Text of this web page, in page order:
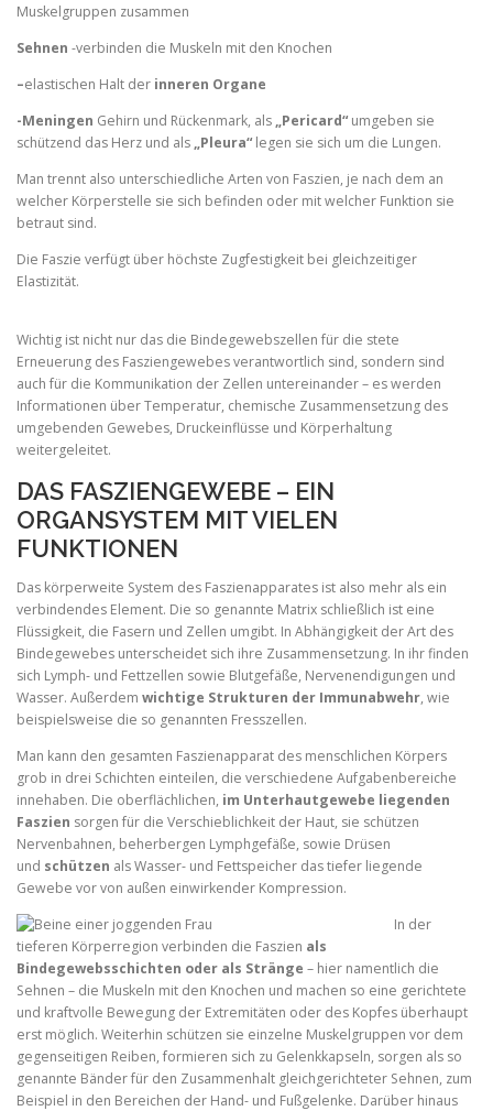
Muskelgruppen zusammen
Sehnen -verbinden die Muskeln mit den Knochen
–elastischen Halt der inneren Organe
-Meningen Gehirn und Rückenmark, als „Pericard“umgeben sie
schützend das Herz und als „Pleura“legen sie sich um die Lungen.
Man trennt also unterschiedliche Arten von Faszien, je nach dem an
welcher Körperstelle sie sich befinden oder mit welcher Funktion sie
betraut sind.
Die Faszie verfügt über höchste Zugfestigkeit bei gleichzeitiger
Elastizität.
Wichtig ist nicht nur das die Bindegewebszellen für die stete
Erneuerung des Fasziengewebes verantwortlich sind, sondern sind
auch für die Kommunikation der Zellen untereinander – es werden
Informationen über Temperatur, chemische Zusammensetzung des
umgebenden Gewebes, Druckeinflüsse und Körperhaltung
weitergeleitet.
DAS FASZIENGEWEBE – EIN
ORGANSYSTEM MIT VIELEN
FUNKTIONEN
Das körperweite System des Faszienapparates ist also mehr als ein
verbindendes Element. Die so genannte Matrix schließlich ist eine
Flüssigkeit, die Fasern und Zellen umgibt. In Abhängigkeit der Art des
Bindegewebes unterscheidet sich ihre Zusammensetzung. In ihr finden
sich Lymph- und Fettzellen sowie Blutgefäße, Nervenendigungen und
Wasser. Außerdem wichtige Strukturen der Immunabwehr, wie
beispielsweise die so genannten Fresszellen.
Man kann den gesamten Faszienapparat des menschlichen Körpers
grob in drei Schichten einteilen, die verschiedene Aufgabenbereiche
innehaben. Die oberflächlichen, im Unterhautgewebe liegenden
Faszien sorgen für die Verschieblichkeit der Haut, sie schützen
Nervenbahnen, beherbergen Lymphgefäße, sowie Drüsen
und schützen als Wasser- und Fettspeicher das tiefer liegende
Gewebe vor von außen einwirkender Kompression.
In der
tieferen Körperregion verbinden die Faszien als
Bindegewebsschichten oder als Stränge – hier namentlich die
Sehnen – die Muskeln mit den Knochen und machen so eine gerichtete
und kraftvolle Bewegung der Extremitäten oder des Kopfes überhaupt
erst möglich. Weiterhin schützen sie einzelne Muskelgruppen vor dem
gegenseitigen Reiben, formieren sich zu Gelenkkapseln, sorgen als so
genannte Bänder für den Zusammenhalt gleichgerichteter Sehnen, zum
Beispiel in den Bereichen der Hand- und Fußgelenke. Darüber hinaus